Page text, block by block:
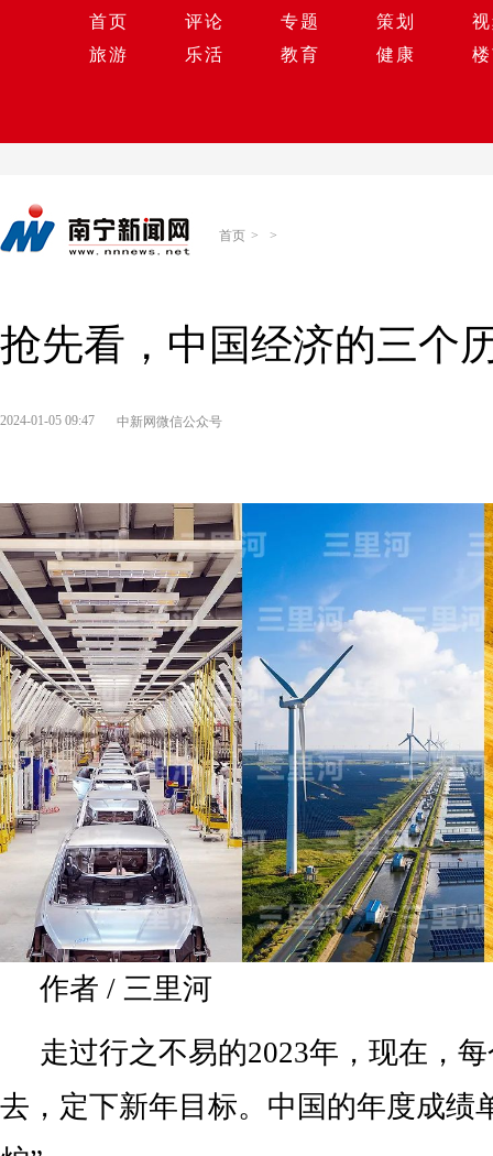
首页 评论 专题 策划
旅游
乐活 教育 健康
首页 > >
抢先看，中国经济的三个
2024-01-05 09:47 中新网微信公众号
作者 / 三里河
走过行之不易的2023年，现在，
去，定下新年目标。中国的年度成绩